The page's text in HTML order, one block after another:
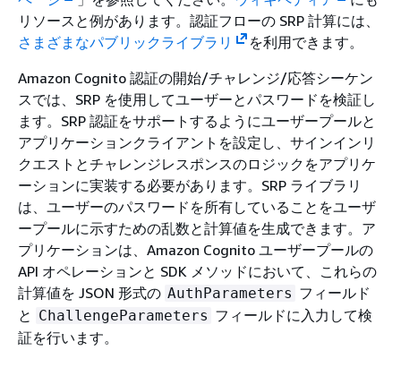
リソースと例があります。認証フローの SRP 計算には、
さまざまなパブリックライブラリ
を利用できます。
Amazon Cognito 認証の開始/チャレンジ/応答シーケン
スでは、SRP を使用してユーザーとパスワードを検証し
ます。SRP 認証をサポートするようにユーザープールと
アプリケーションクライアントを設定し、サインインリ
クエストとチャレンジレスポンスのロジックをアプリケ
ーションに実装する必要があります。SRP ライブラリ
は、ユーザーのパスワードを所有していることをユーザ
ープールに示すための乱数と計算値を生成できます。ア
プリケーションは、Amazon Cognito ユーザープールの
API オペレーションと SDK メソッドにおいて、これらの
計算値を JSON 形式の AuthParameters フィールド
と ChallengeParameters フィールドに入力して検
証を行います。